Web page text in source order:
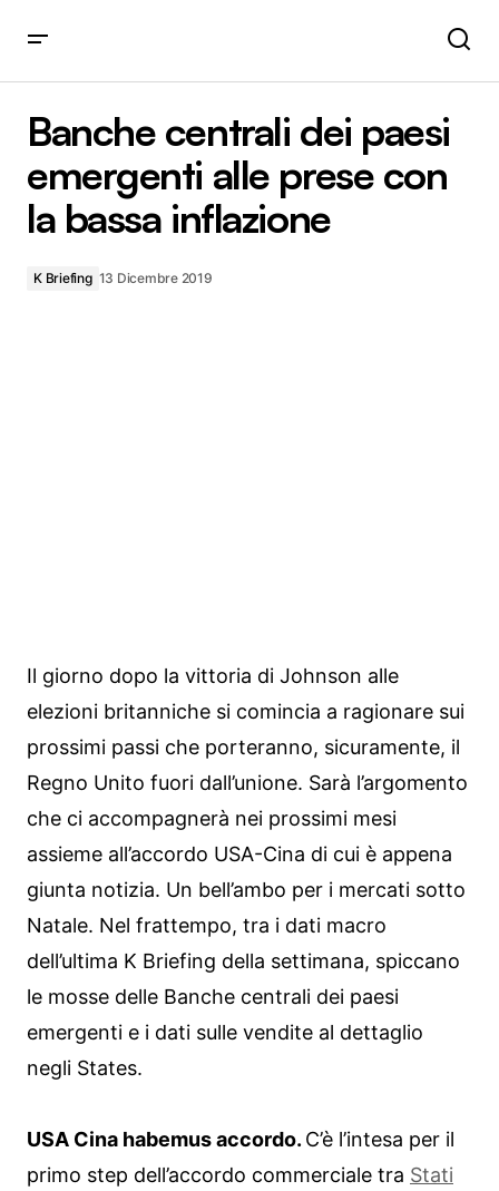
bassa inflazione
Banche centrali dei paesi
emergenti alle prese con
la bassa inflazione
K Briefing 13 Dicembre 2019
Il giorno dopo la vittoria di Johnson alle
elezioni britanniche si comincia a ragionare sui
prossimi passi che porteranno, sicuramente, il
Regno Unito fuori dall’unione. Sarà l’argomento
che ci accompagnerà nei prossimi mesi
assieme all’accordo USA-Cina di cui è appena
giunta notizia. Un bell’ambo per i mercati sotto
Natale. Nel frattempo, tra i dati macro
dell’ultima K Briefing della settimana, spiccano
le mosse delle Banche centrali dei paesi
emergenti e i dati sulle vendite al dettaglio
negli States.
USA Cina habemus accordo. C’è l’intesa per il
primo step dell’accordo commerciale tra Stati